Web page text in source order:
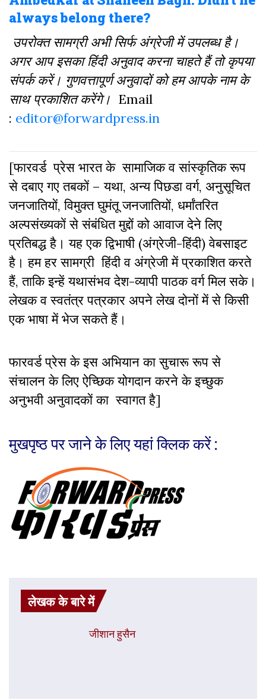
always belong there?
उपरोक्त सामग्री अभी सिर्फ अंग्रेजी में उपलब्ध है।
अगर आप इसका हिंदी अनुवाद करना चाहते हैं तो कृपया
संपर्क करें। गुणवत्तापूर्ण अनुवादों को हम आपके नाम के
साथ प्रकाशित करेंगे। Email
: editor@forwardpress.in
[फारवर्ड प्रेस भारत के सामाजिक व सांस्कृतिक रूप
से दबाए गए तबकों – यथा, अन्य पिछडा वर्ग, अनुसूचित
जनजातियों, विमुक्त घुमंतू जनजातियों, धर्मांतरित
अल्पसंख्यकों से संबंधित मुद्दों को आवाज देने लिए
प्रतिबद्ध है। यह एक द्विभाषी (अंग्रेजी-हिंदी) वेबसाइट
है। हम हर सामग्री हिंदी व अंग्रेजी में प्रकाशित करते
हैं, ताकि इन्हें यथासंभव देश-व्यापी पाठक वर्ग मिल सके।
लेखक व स्वतंत्र पत्रकार अपने लेख दोनों में से किसी
एक भाषा में भेज सकते हैं।
फारवर्ड प्रेस के इस अभियान का सुचारू रूप से
संचालन के लिए ऐच्छिक योगदान करने के इच्छुक
अनुभवी अनुवादकों का स्वागत है]
मुखपृष्ठ पर जाने के लिए यहां क्लिक करें :
लेखक के बारे में
जीशान हुसैन